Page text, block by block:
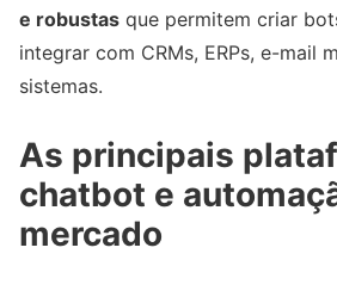
e robustas que permitem criar
integrar com CRMs, ERPs, e-mail
sistemas.
As principais
chatbot e
mercado